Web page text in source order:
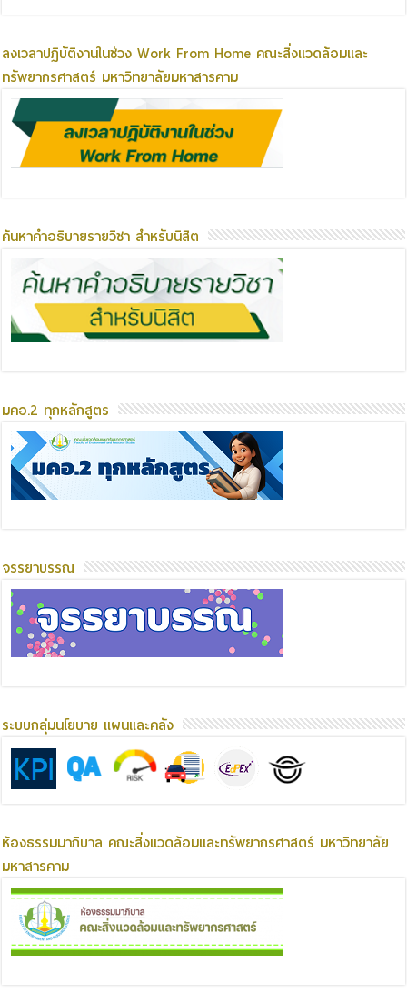
ลงเวลาปฏิบัติงานในช่วง Work From Home คณะสิ่งแวดล้อมและ
ทรัพยากรศาสตร์ มหาวิทยาลัยมหาสารคาม
ค้นหาคำอธิบายรายวิชา สำหรับนิสิต
มคอ.2 ทุกหลักสูตร
จรรยาบรรณ
ระบบกลุ่มนโยบาย แผนและคลัง
ห้องธรรมมาภิบาล คณะสิ่งแวดล้อมและทรัพยากรศาสตร์ มหาวิทยาลัย
มหาสารคาม